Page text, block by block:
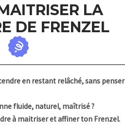
LA
DE FRENZEL
en restant relâché, sans penser
fluide, naturel, maîtrisé ?
à maitriser et affiner ton Frenzel.